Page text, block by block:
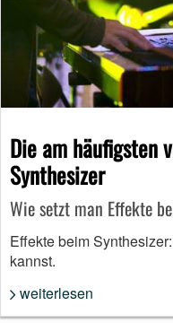
Die am häufigsten
Synthesizer
Wie setzt man Effekte
Effekte beim
kannst.
weiterlesen